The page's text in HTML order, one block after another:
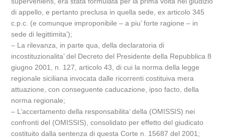
di appello, e pertanto preclusa in quella sede, ex articolo 345
c.p.c. (e comunque improponibile – a piu’ forte ragione – in
sede di legittimita’);
– La rilevanza, in parte qua, della declaratoria di
incostituzionalita’ del Decreto del Presidente della Repubblica 8
giugno 2001, n. 127, articolo 43, di cui la norma della legge
regionale siciliana invocata dalle ricorrenti costituiva mera
attuazione, con conseguente caducazione, ipso facto, della
norma regionale;
– L’accertamento della responsabilita’ della (OMISSIS) nei
confronti del (OMISSIS), consolidato per effetto del giudicato
costituito dalla sentenza di questa Corte n. 15687 del 2001;